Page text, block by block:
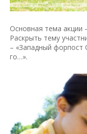
Основная тема акции
Раскрыть тему
– «Западный форпост
го…».